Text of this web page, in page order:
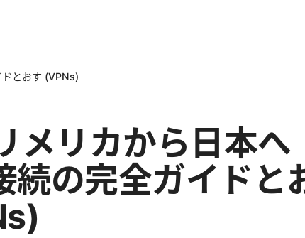
とおす (VPNs)
メリカから日本へ
続の完全ガイドと